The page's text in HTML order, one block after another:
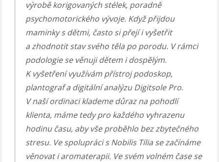
výrobě korigovaných stélek, poradně
psychomotorického vývoje. Když přijdou
maminky s dětmi, často si přejí i vyšetřit
a zhodnotit stav svého těla po porodu. V rámci
podologie se věnuji dětem i dospělým.
K vyšetření využívám přístroj podoskop,
plantograf a digitální analýzu Digitsole Pro.
V naší ordinaci klademe důraz na pohodlí
klienta, máme tedy pro každého vyhrazenu
hodinu času, aby vše proběhlo bez zbytečného
stresu. Ve spolupráci s Nobilis Tilia se začínáme
věnovat i aromaterapii. Ve svém volném čase se